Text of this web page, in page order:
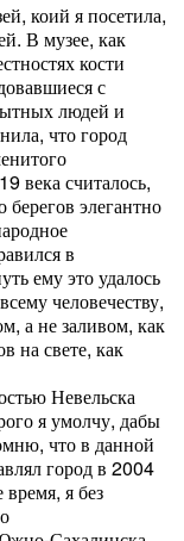
коий я посетила,
В музее, как
кости
с
людей и
что город
века считалось,
берегов элегантно
в
ему это удалось
человечеству,
а не заливом, как
на свете, как
Невельска
я умолчу, дабы
что в данной
город в 2004
я без